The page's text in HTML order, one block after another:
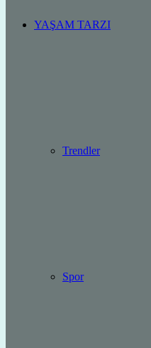
YAŞAM TARZI
Trendler
Spor